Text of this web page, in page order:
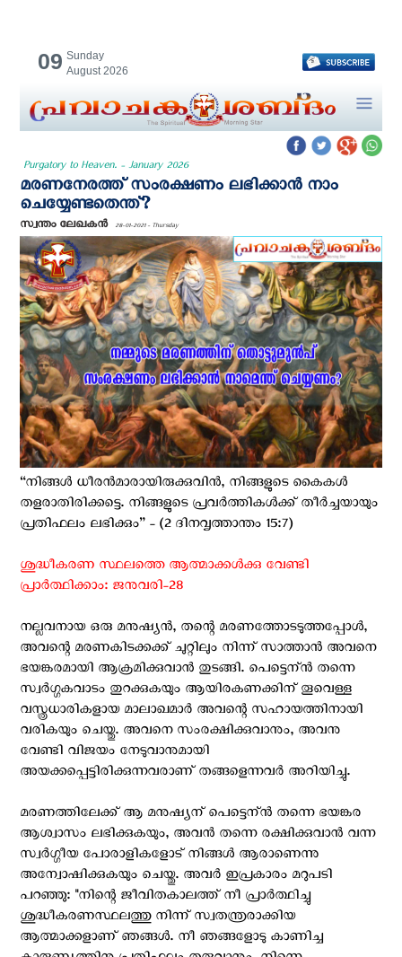
09 Sunday
August 2026
Purgatory to Heaven. - January 2026
മരണനേരത്ത് സംരക്ഷണം ലഭിക്കാന്‍ നാം
ചെയ്യേണ്ടതെന്ത്?
സ്വന്തം ലേഖകന്‍ 28-01-2021 - Thursday
“നിങ്ങള്‍ ധീരന്‍മാരായിരുക്കുവിന്‍, നിങ്ങളുടെ കൈകള്‍
തളരാതിരിക്കട്ടെ. നിങ്ങളുടെ പ്രവര്‍ത്തികള്‍ക്ക് തീര്‍ച്ചയായും
പ്രതിഫലം ലഭിക്കും” - (2 ദിനവൃത്താന്തം 15:7)
ശുദ്ധീകരണ സ്ഥലത്തെ ആത്മാക്കൾക്കു വേണ്ടി
പ്രാർത്ഥിക്കാം: ജനുവരി-28
നല്ലവനായ ഒരു മനുഷ്യന്‍, തന്റെ മരണത്തോടടുത്തപ്പോള്‍,
അവന്റെ മരണകിടക്കക്ക് ചുറ്റിലും നിന്ന് സാത്താന്‍ അവനെ
ഭയങ്കരമായി ആക്രമിക്കുവാന്‍ തുടങ്ങി. പെട്ടെന്ന്‍ തന്നെ
സ്വര്‍ഗ്ഗകവാടം തുറക്കുകയും ആയിരകണക്കിന് തൂവെള്ള
വസ്ത്രധാരികളായ മാലാഖമാര്‍ അവന്റെ സഹായത്തിനായി
വരികയും ചെയ്തു. അവനെ സംരക്ഷിക്കുവാനും, അവനു
വേണ്ടി വിജയം നേടുവാനുമായി
അയക്കപ്പെട്ടിരിക്കുന്നവരാണ് തങ്ങളെന്നവര്‍ അറിയിച്ചു.
മരണത്തിലേക്ക് ആ മനുഷ്യന് പെട്ടെന്ന്‍ തന്നെ ഭയങ്കര
ആശ്വാസം ലഭിക്കുകയും, അവന്‍ തന്നെ രക്ഷിക്കുവാന്‍ വന്ന
സ്വര്‍ഗ്ഗീയ പോരാളികളോട് നിങ്ങള്‍ ആരാണെന്നു
അന്വോഷിക്കുകയും ചെയ്തു. അവര്‍ ഇപ്രകാരം മറുപടി
പറഞ്ഞു: "നിന്റെ ജീവിതകാലത്ത് നീ പ്രാർത്ഥിച്ചു
ശുദ്ധീകരണസ്ഥലത്തു നിന്ന് സ്വതന്ത്രരാക്കിയ
ആത്മാക്കളാണ് ഞങ്ങള്‍. നീ ഞങ്ങളോടു കാണിച്ച